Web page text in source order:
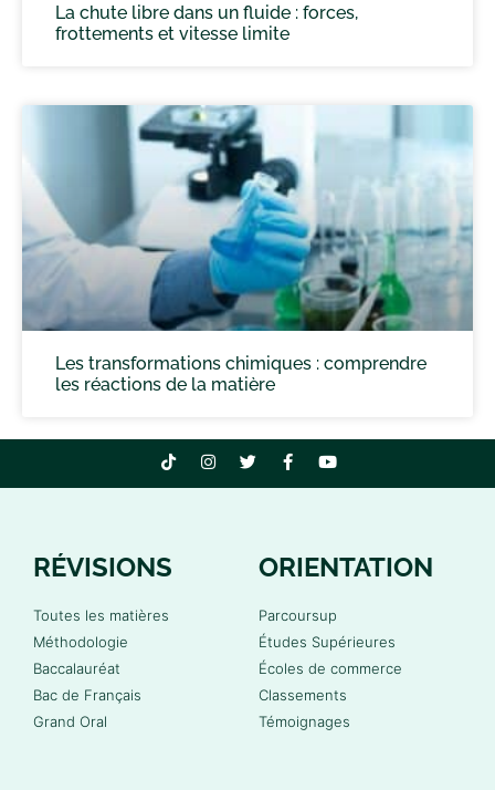
La chute libre dans un fluide : forces,
frottements et vitesse limite
Les transformations chimiques : comprendre
les réactions de la matière
RÉVISIONS
Toutes les matières
Méthodologie
Baccalauréat
Bac de Français
Grand Oral
ORIENTATION
Parcoursup
Études Supérieures
Écoles de commerce
Classements
Témoignages